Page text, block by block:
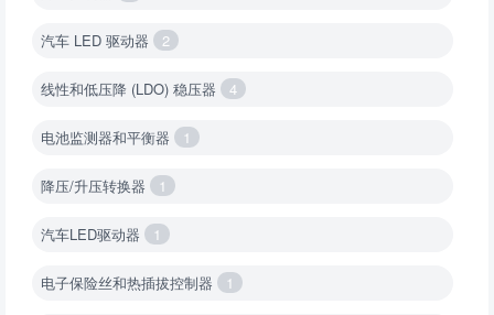
汽车 LED 驱动器 2
线性和低压降 (LDO) 稳压器 4
电池监测器和平衡器 1
降压/升压转换器 1
汽车LED驱动器 1
电子保险丝和热插拔控制器 1